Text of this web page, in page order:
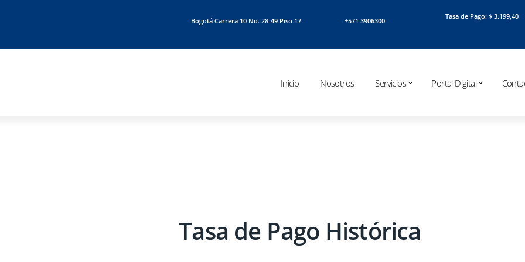
Bogotá Carrera 10 No. 28-49 Piso 17 +571 3906300
Tasa de Pago: $ 3.199,40
Inicio Nosotros Servicios Portal Digital
Tasa de Pago Histórica